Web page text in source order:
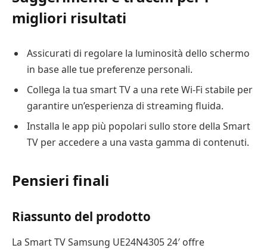
migliori risultati
Assicurati di regolare la luminosità dello schermo
in base alle tue preferenze personali.
Collega la tua smart TV a una rete Wi-Fi stabile per
garantire un’esperienza di streaming fluida.
Installa le app più popolari sullo store della Smart
TV per accedere a una vasta gamma di contenuti.
Pensieri finali
Riassunto del prodotto
La Smart TV Samsung UE24N4305 24′ offre